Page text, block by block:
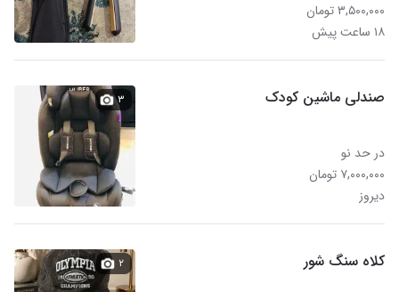
۳,۵۰۰,۰۰۰ تومان
۱۸ ساعت پیش
صندلی ماشین کودک
در حد نو
۷,۰۰۰,۰۰۰ تومان
دیروز
۳
کلاه سنگ شور ۲